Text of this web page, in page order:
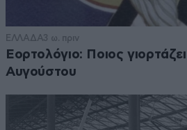
ΕΛΛΑΔΑ3 ω. πριν
Εορτολόγιο: Ποιος
Αυγούστου